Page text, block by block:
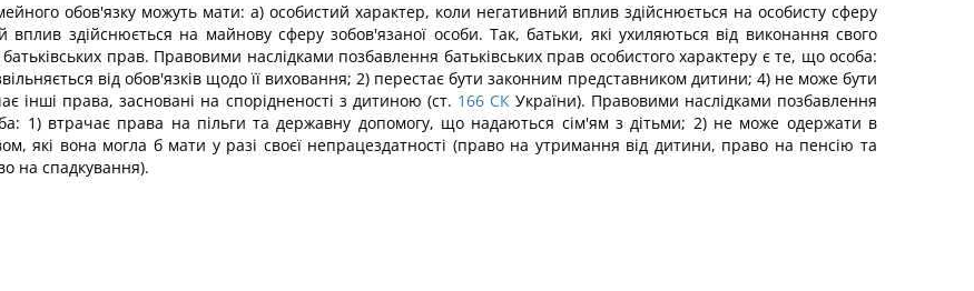
обов'язку можуть мати: а) особистий характер, коли негативний вплив здійснюється на особисту сферу
здійснюється на майнову сферу зобов'язаної особи. Так, батьки, які ухиляються від виконання свого
прав. Правовими наслідками позбавлення батьківських прав особистого характеру є те, що особа:
від обов'язків щодо її виховання; 2) перестає бути законним представником дитини; 4) не може бути
інші права, засновані на спорідненості з дитиною (ст. 166 СКУкраїни). Правовими наслідками позбавлення
1) втрачає права на пільги та державну допомогу, що надаються сім'ям з дітьми; 2) не може одержати в
які вона могла б мати у разі своєї непрацездатності (право на утримання від дитини, право на пенсію та
на спадкування).